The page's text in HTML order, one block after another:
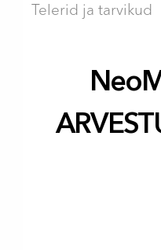
Telerid ja tarvikud